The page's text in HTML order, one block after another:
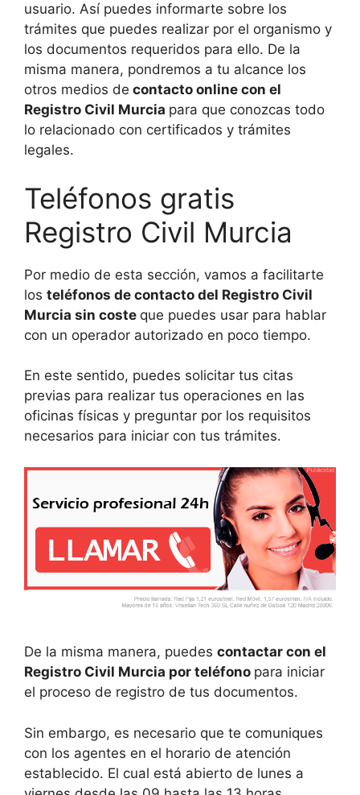
usuario. Así puedes informarte sobre los
trámites que puedes realizar por el organismo y
los documentos requeridos para ello. De la
misma manera, pondremos a tu alcance los
otros medios de contacto online con el
Registro Civil Murcia para que conozcas todo
lo relacionado con certificados y trámites
legales.
Teléfonos gratis
Registro Civil Murcia
Por medio de esta sección, vamos a facilitarte
los teléfonos de contacto del Registro Civil
Murcia sin coste que puedes usar para hablar
con un operador autorizado en poco tiempo.
En este sentido, puedes solicitar tus citas
previas para realizar tus operaciones en las
oficinas físicas y preguntar por los requisitos
necesarios para iniciar con tus trámites.
De la misma manera, puedes contactar con el
Registro Civil Murcia por teléfono para iniciar
el proceso de registro de tus documentos.
Sin embargo, es necesario que te comuniques
con los agentes en el horario de atención
establecido. El cual está abierto de lunes a